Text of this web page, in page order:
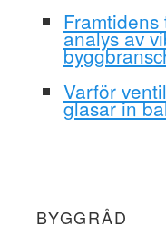
analys av
Varför
glasar in
BYGGRÅD